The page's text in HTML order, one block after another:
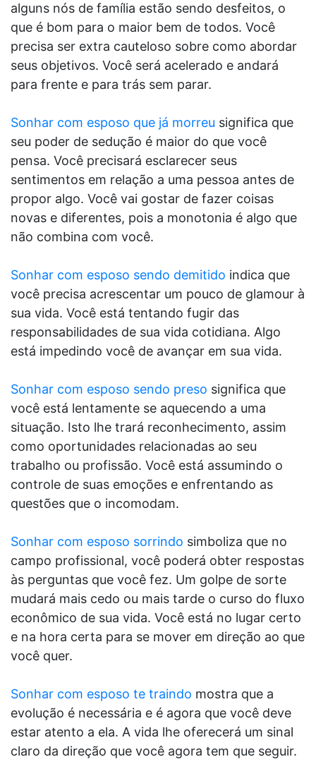
alguns nós de família estão sendo desfeitos, o
que é bom para o maior bem de todos. Você
precisa ser extra cauteloso sobre como abordar
seus objetivos. Você será acelerado e andará
para frente e para trás sem parar.
Sonhar com esposo que já morreu significa que
seu poder de sedução é maior do que você
pensa. Você precisará esclarecer seus
sentimentos em relação a uma pessoa antes de
propor algo. Você vai gostar de fazer coisas
novas e diferentes, pois a monotonia é algo que
não combina com você.
Sonhar com esposo sendo demitido indica que
você precisa acrescentar um pouco de glamour à
sua vida. Você está tentando fugir das
responsabilidades de sua vida cotidiana. Algo
está impedindo você de avançar em sua vida.
Sonhar com esposo sendo preso significa que
você está lentamente se aquecendo a uma
situação. Isto lhe trará reconhecimento, assim
como oportunidades relacionadas ao seu
trabalho ou profissão. Você está assumindo o
controle de suas emoções e enfrentando as
questões que o incomodam.
Sonhar com esposo sorrindo simboliza que no
campo profissional, você poderá obter respostas
às perguntas que você fez. Um golpe de sorte
mudará mais cedo ou mais tarde o curso do fluxo
econômico de sua vida. Você está no lugar certo
e na hora certa para se mover em direção ao que
você quer.
Sonhar com esposo te traindo mostra que a
evolução é necessária e é agora que você deve
estar atento a ela. A vida lhe oferecerá um sinal
claro da direção que você agora tem que seguir.